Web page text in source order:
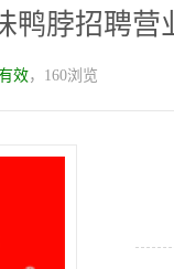
鸭脖招聘
效，160浏览